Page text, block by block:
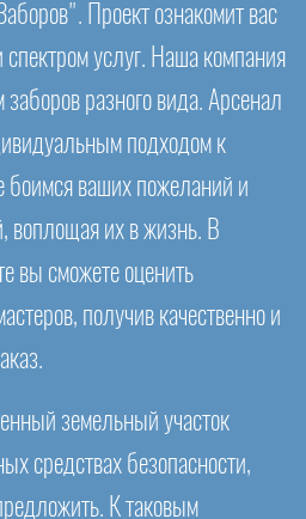
Проект ознакомит вас
услуг. Наша компания
заборов разного вида. Арсенал
подходом к
ваших пожеланий и
воплощая их в жизнь. В
вы сможете оценить
получив качественно и
земельный участок
средствах безопасности,
К таковым